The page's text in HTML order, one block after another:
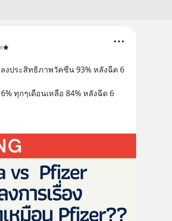
งประสิทธิภาพวัคซีน 93% หลังฉีด 6
ทุกๆเดือนเหลือ 84% หลังฉีด 6